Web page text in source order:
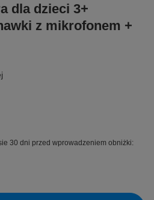
dla dzieci 3+
z mikrofonem +
30 dni przed wprowadzeniem obniżki: